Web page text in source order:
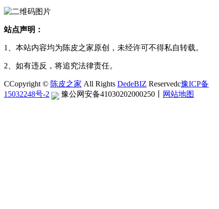
站点声明：
1、本站内容均为陈皮之家原创，未经许可不得私自转载。
2、如有违反，将追究法律责任。
CCopyright © 陈皮之家 All Rights DedeBIZ Reservedc豫ICP备
15032248号-2
豫公网安备41030202000250 网站地图